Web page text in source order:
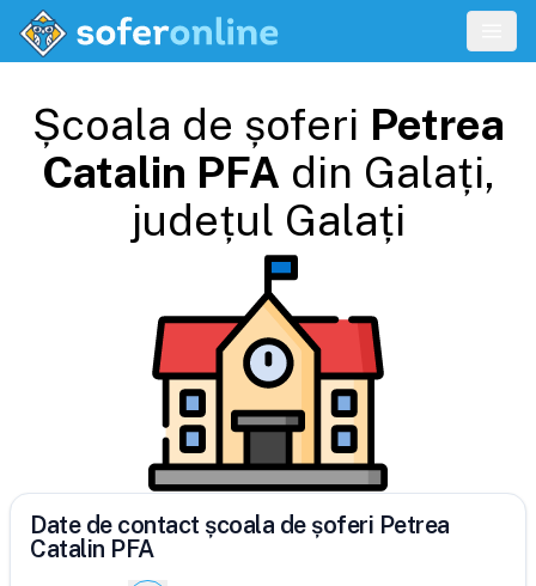
Școala de șoferi Petrea
Catalin PFA din Galați,
județul Galați
Date de contact școala de șoferi Petrea
Catalin PFA